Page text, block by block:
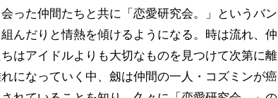
った仲間たちと共に「恋愛研究会。」というバン
組んだりと情熱を傾けるようになる。時は流れ、仲
はアイドルよりも大切なものを見つけて次第に離
になっていく中、劔は仲間の一人・コズミンが癌